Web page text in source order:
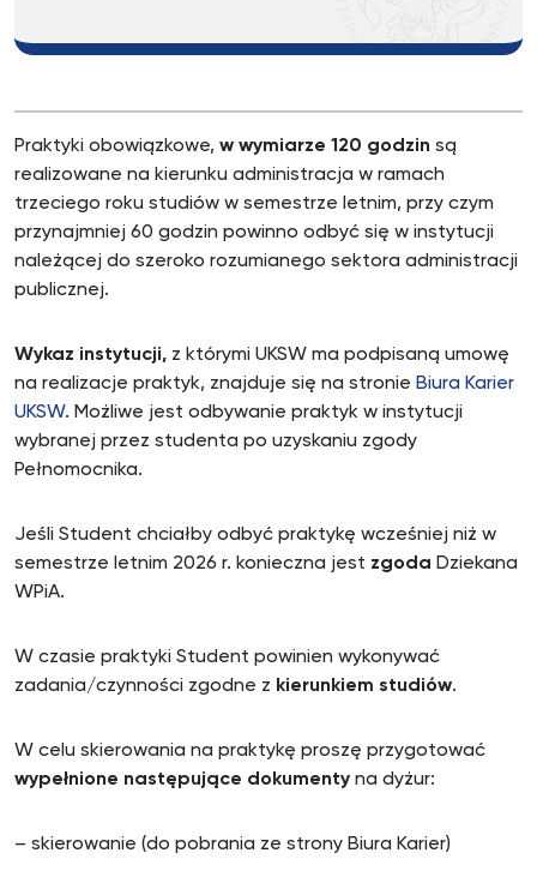
Praktyki obowiązkowe, w wymiarze 120 godzin są
realizowane na kierunku administracja w ramach
trzeciego roku studiów w semestrze letnim, przy czym
przynajmniej 60 godzin powinno odbyć się w instytucji
należącej do szeroko rozumianego sektora administracji
publicznej.
Wykaz instytucji, z którymi UKSW ma podpisaną umowę
na realizacje praktyk, znajduje się na stronie Biura Karier
UKSW. Możliwe jest odbywanie praktyk w instytucji
wybranej przez studenta po uzyskaniu zgody
Pełnomocnika.
Jeśli Student chciałby odbyć praktykę wcześniej niż w
semestrze letnim 2026 r. konieczna jest zgoda Dziekana
WPiA.
W czasie praktyki Student powinien wykonywać
zadania/czynności zgodne z kierunkiem studiów.
W celu skierowania na praktykę proszę przygotować
wypełnione następujące dokumenty na dyżur:
– skierowanie (do pobrania ze strony Biura Karier)